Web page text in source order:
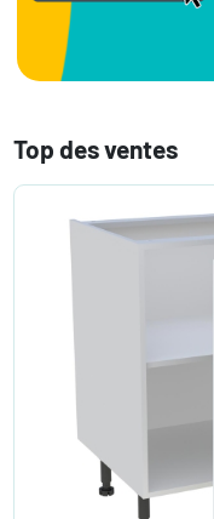
Top des ventes